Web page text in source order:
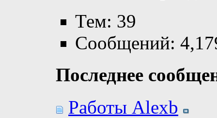
Тем: 39
Сообщений:
Последнее
Работы Alexb